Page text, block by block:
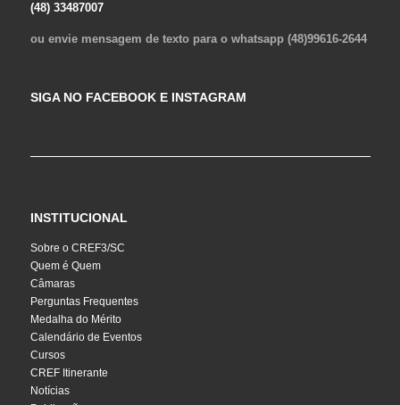
(48) 33487007
ou envie mensagem de texto para o whatsapp (48)99616-2644
SIGA NO FACEBOOK E INSTAGRAM
INSTITUCIONAL
Sobre o CREF3/SC
Quem é Quem
Câmaras
Perguntas Frequentes
Medalha do Mérito
Calendário de Eventos
Cursos
CREF Itinerante
Notícias